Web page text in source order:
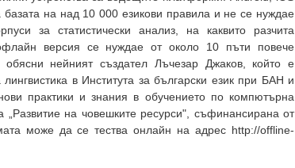
на над 10 000 езикови правила и не се нуждае
за статистически анализ, на каквито разчита
версия се нуждае от около 10 пъти повече
нейният създател Лъчезар Джаков, който е
в Института за български език при БАН и
практики и знания в обучението по компютърна
„Развитие на човешките ресурси", съфинансирана от
може да се тества онлайн на адрес http://offline-